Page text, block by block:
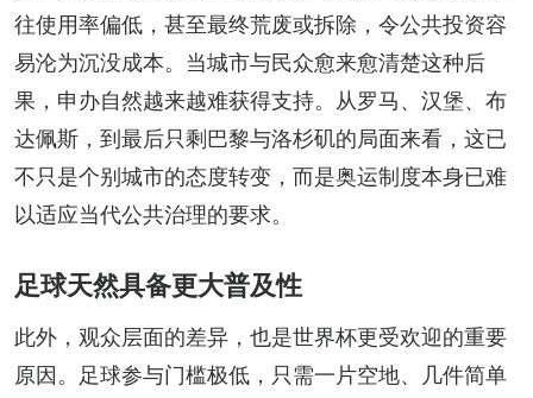
往使用率偏低，甚至最终荒废或拆除，令公共投资容
易沦为沉没成本。当城市与民众愈来愈清楚这种后
果，申办自然越来越难获得支持。从罗马、汉堡、布
达佩斯，到最后只剩巴黎与洛杉矶的局面来看，这已
不只是个别城市的态度转变，而是奥运制度本身已难
以适应当代公共治理的要求。
足球天然具备更大普及性
此外，观众层面的差异，也是世界杯更受欢迎的重要
原因。足球参与门槛极低，只需一片空地、几件简单